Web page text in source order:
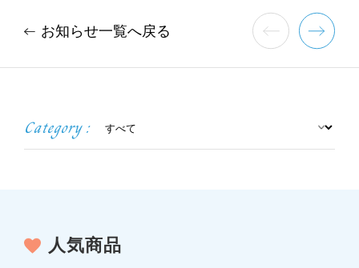
お知らせ一覧へ戻る
Category :
人気商品